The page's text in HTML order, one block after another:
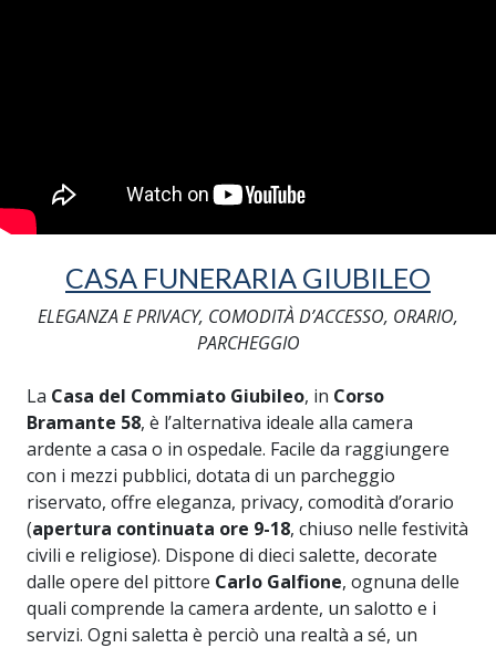
CASA FUNERARIA GIUBILEO
ELEGANZA E PRIVACY, COMODITÀ D’ACCESSO, ORARIO,
PARCHEGGIO
La Casa del Commiato Giubileo, in Corso
Bramante 58, è l’alternativa ideale alla camera
ardente a casa o in ospedale. Facile da raggiungere
con i mezzi pubblici, dotata di un parcheggio
riservato, offre eleganza, privacy, comodità d’orario
(apertura continuata ore 9-18, chiuso nelle festività
civili e religiose). Dispone di dieci salette, decorate
dalle opere del pittore Carlo Galfione, ognuna delle
quali comprende la camera ardente, un salotto e i
servizi. Ogni saletta è perciò una realtà a sé, un